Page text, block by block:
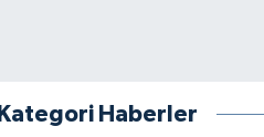
Kategori Haberler